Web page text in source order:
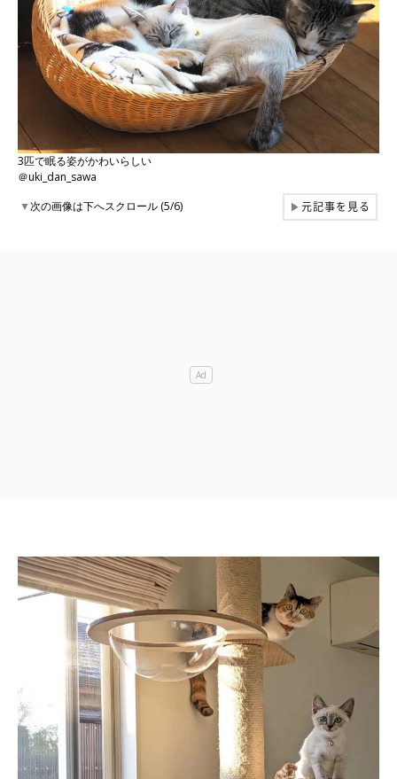
3匹で眠る姿がかわいらしい
＠uki_dan_sawa
▼次の画像は下へスクロール (5/6) ▶元記事を見る